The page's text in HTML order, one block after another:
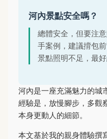
河內景點安全嗎？
總體安全，但要注
手案例，建議揹包
景點照明不足，最好
河內是一座充滿魅力的城
經驗是，放慢腳步，多觀
本身更動人的細節。
本文基於我的親身體驗撰